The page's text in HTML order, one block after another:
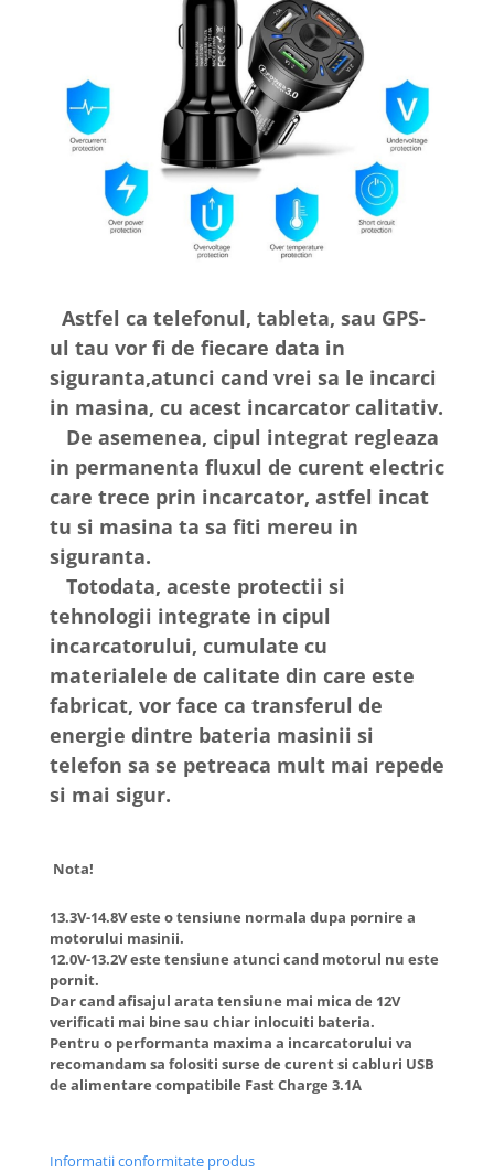
Astfel ca telefonul, tableta, sau GPS-
ul tau vor fi de fiecare data in
siguranta,atunci cand vrei sa le incarci
in masina, cu acest incarcator calitativ.
De asemenea, cipul integrat regleaza
in permanenta fluxul de curent electric
care trece prin incarcator, astfel incat
tu si masina ta sa fiti mereu in
siguranta.
Totodata, aceste protectii si
tehnologii integrate in cipul
incarcatorului, cumulate cu
materialele de calitate din care este
fabricat, vor face ca transferul de
energie dintre bateria masinii si
telefon sa se petreaca mult mai repede
si mai sigur.
Nota!
13.3V-14.8V este o tensiune normala dupa pornire a
motorului masinii.
12.0V-13.2V este tensiune atunci cand motorul nu este
pornit.
Dar cand afisajul arata tensiune mai mica de 12V
verificati mai bine sau chiar inlocuiti bateria.
Pentru o performanta maxima a incarcatorului va
recomandam sa folositi surse de curent si cabluri USB
de alimentare compatibile Fast Charge 3.1A
Informatii conformitate produs